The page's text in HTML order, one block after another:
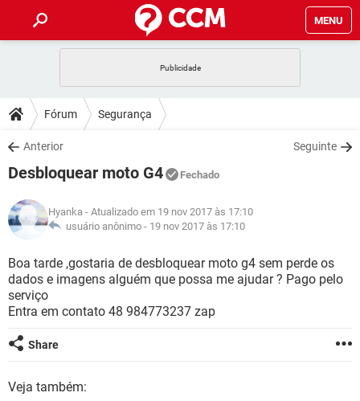
MENU
CELULAR
OUTLOOK
INSTAGRAM GMAIL
GUIA DE COMPRAS
DICAS
JOGOS
INSTAGRAM GMAIL
GUIA DE COMPRAS
DOWNLOADS
JOGOS WHATSAPP
CELULAR
OUTLOOK EXCEL
INSTAGRAM
GUIA DE COMPRAS
JOGOS WHATSAPP
CELULAR
OUTLOOK EXCEL
INSTAGRAM
GLOSSÁRIO
CELULAR FACEBOOK
OUTLOOK EXCEL
INSTAGRAM
Fórum Segurança
Anterior Seguinte
Desbloquear moto G4 Fechado
Hyanka - Atualizado em 19 nov 2017 às 17:10
usuário anônimo - 19 nov 2017 às 17:10
Boa tarde ,gostaria de desbloquear moto g4 sem perde os
dados e imagens alguém que possa me ajudar ? Pago pelo
serviço
Entra em contato 48 984773237 zap
Share
Veja também: